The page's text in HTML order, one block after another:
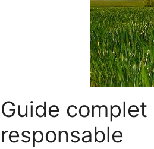
Guide
responsable